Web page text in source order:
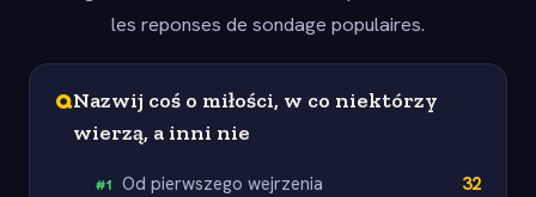
les reponses de sondage populaires.
QNazwij coś o miłości, w co niektórzy
wierzą, a inni nie
#1 Od pierwszego wejrzenia 32